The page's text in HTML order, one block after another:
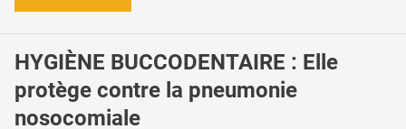
HYGIÈNE BUCCODENTAIRE : Elle
protège contre la pneumonie
nosocomiale